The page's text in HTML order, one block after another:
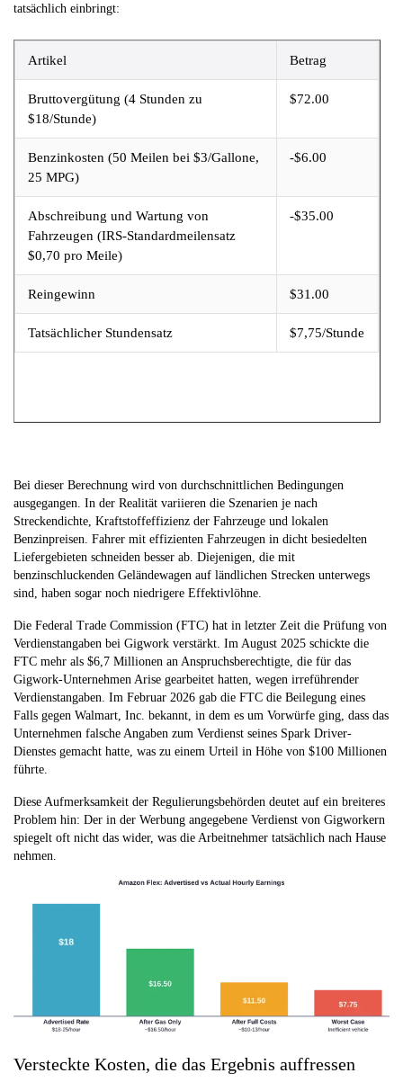
tatsächlich einbringt:
Artikel Betrag
Bruttovergütung (4 Stunden zu
$18/Stunde)
$72.00
Benzinkosten (50 Meilen bei $3/Gallone,
25 MPG)
-$6.00
Abschreibung und Wartung von
Fahrzeugen (IRS-Standardmeilensatz
$0,70 pro Meile)
-$35.00
Reingewinn $31.00
Tatsächlicher Stundensatz $7,75/Stunde
Bei dieser Berechnung wird von durchschnittlichen Bedingungen
ausgegangen. In der Realität variieren die Szenarien je nach
Streckendichte, Kraftstoffeffizienz der Fahrzeuge und lokalen
Benzinpreisen. Fahrer mit effizienten Fahrzeugen in dicht besiedelten
Liefergebieten schneiden besser ab. Diejenigen, die mit
benzinschluckenden Geländewagen auf ländlichen Strecken unterwegs
sind, haben sogar noch niedrigere Effektivlöhne.
Die Federal Trade Commission (FTC) hat in letzter Zeit die Prüfung von
Verdienstangaben bei Gigwork verstärkt. Im August 2025 schickte die
FTC mehr als $6,7 Millionen an Anspruchsberechtigte, die für das
Gigwork-Unternehmen Arise gearbeitet hatten, wegen irreführender
Verdienstangaben. Im Februar 2026 gab die FTC die Beilegung eines
Falls gegen Walmart, Inc. bekannt, in dem es um Vorwürfe ging, dass das
Unternehmen falsche Angaben zum Verdienst seines Spark Driver-
Dienstes gemacht hatte, was zu einem Urteil in Höhe von $100 Millionen
führte.
Diese Aufmerksamkeit der Regulierungsbehörden deutet auf ein breiteres
Problem hin: Der in der Werbung angegebene Verdienst von Gigworkern
spiegelt oft nicht das wider, was die Arbeitnehmer tatsächlich nach Hause
nehmen.
Versteckte Kosten, die das Ergebnis auffressen